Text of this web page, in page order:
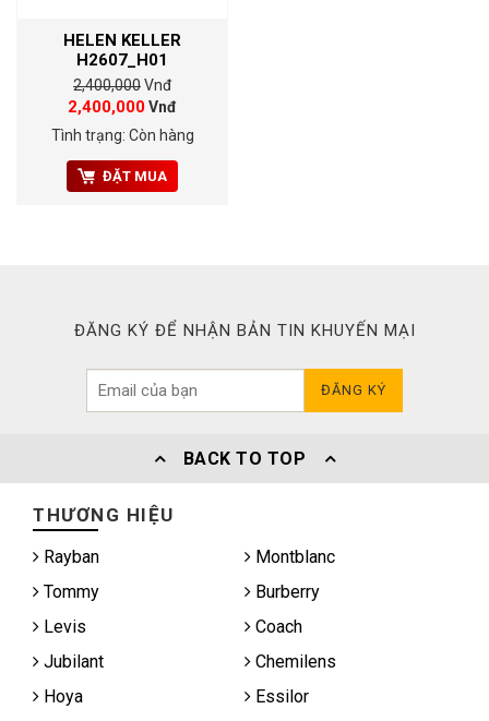
HELEN KELLER
H2607_H01
2,400,000Vnđ
2,400,000Vnđ
Tình trạng: Còn hàng
ĐẶT MUA
ĐĂNG KÝ ĐỂ NHẬN BẢN TIN KHUYẾN MẠI
ĐĂNG KÝ
BACK TO TOP
THƯƠNG HIỆU
Rayban
Montblanc
Tommy
Burberry
Levis
Coach
Jubilant
Chemilens
Hoya
Essilor